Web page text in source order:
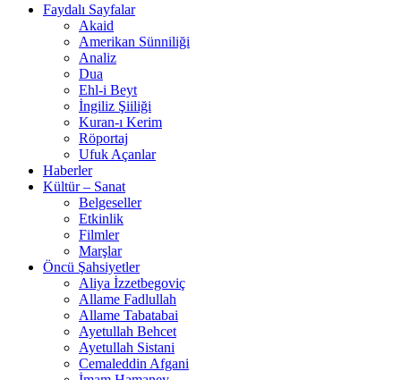
Faydalı Sayfalar
Akaid
Amerikan Sünniliği
Analiz
Dua
Ehl-i Beyt
İngiliz Şiiliği
Kuran-ı Kerim
Röportaj
Ufuk Açanlar
Haberler
Kültür – Sanat
Belgeseller
Etkinlik
Filmler
Marşlar
Öncü Şahsiyetler
Aliya İzzetbegoviç
Allame Fadlullah
Allame Tabatabai
Ayetullah Behcet
Ayetullah Sistani
Cemaleddin Afgani